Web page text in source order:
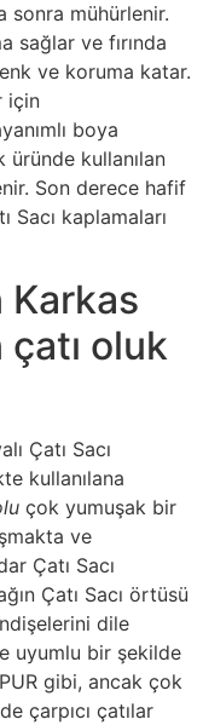
sonra mühürlenir.
sağlar ve fırında
ve koruma katar.
için
boya
üründe kullanılan
Son derece hafif
Sacı kaplamaları
Karkas
oluk
Çatı Sacı
kullanılana
çok yumuşak bir
ve
Çatı Sacı
Çatı Sacı örtüsü
dile
uyumlu bir şekilde
gibi, ancak çok
çarpıcı çatılar